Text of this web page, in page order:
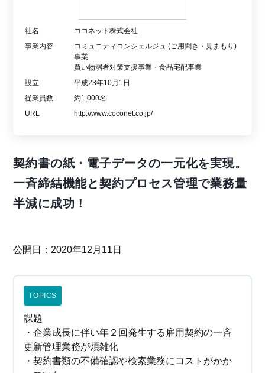
社名
ココネット株式会社
事業内容
コミュニティコンシェルジュ (ご用聞き・見まもり)
事業
買い物弱者対策支援事業・食品宅配事業
設立
平成23年10月1日
従業員数
約1,000名
URL
http://www.coconet.co.jp/
契約書の紙・電子データの一元化を実現。
一斉締結機能と契約プロセス管理で業務量
半減に成功！
公開日：2020年12月11日
TOPICS
課題
・企業成長に伴い年２回発生する雇用契約の一斉
更新管理業務が煩雑化
・契約書類の不備確認や検索業務にコストがかか